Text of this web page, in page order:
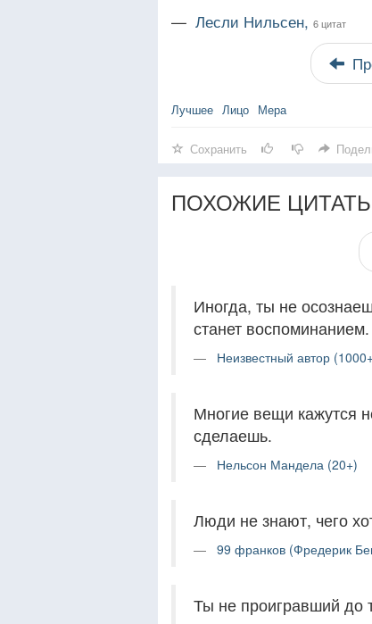
— Лесли Нильсен, 6 цитат
Лучшее Лицо Мера
Сохранить
ПОХОЖИЕ
Иногда, ты не
станет воспоминанием.
Неизвестный автор
Многие вещи кажутся
сделаешь.
Нельсон Мандела (20+)
Люди не знают, чего
99 франков (Фредерик
Ты не проигравший до